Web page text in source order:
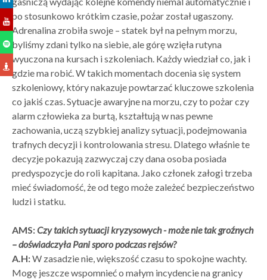
po stosunkowo krótkim czasie, pożar został ugaszony.
Adrenalina zrobiła swoje – statek był na pełnym morzu,
byliśmy zdani tylko na siebie, ale górę wzięła rutyna
wyuczona na kursach i szkoleniach. Każdy wiedział co, jak i
gdzie ma robić. W takich momentach docenia się system
szkoleniowy, który nakazuje powtarzać kluczowe szkolenia
co jakiś czas. Sytuacje awaryjne na morzu, czy to pożar czy
alarm człowieka za burtą, kształtują w nas pewne
zachowania, uczą szybkiej analizy sytuacji, podejmowania
trafnych decyzji i kontrolowania stresu. Dlatego właśnie te
decyzje pokazują zazwyczaj czy dana osoba posiada
predyspozycje do roli kapitana. Jako członek załogi trzeba
mieć świadomość, że od tego może zależeć bezpieczeństwo
ludzi i statku.
AMS:Czy takich sytuacji kryzysowych - może nie tak groźnych
– doświadczyła Pani sporo podczas rejsów?
A.H:W zasadzie nie, większość czasu to spokojne wachty.
Mogę jeszcze wspomnieć o małym incydencie na granicy